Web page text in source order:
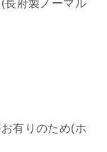
長府製ノーマル
有りのため(ホ